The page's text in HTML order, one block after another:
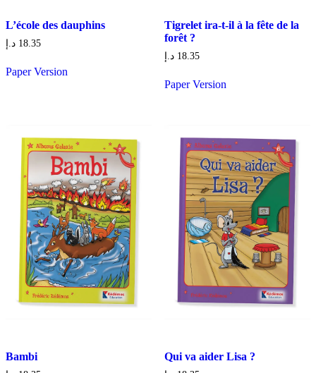
L’école des dauphins
18.35 د.إ
Paper Version
Tigrelet ira-t-il à la fête de la
forêt ?
18.35 د.إ
Paper Version
Bambi Qui va aider Lisa ?